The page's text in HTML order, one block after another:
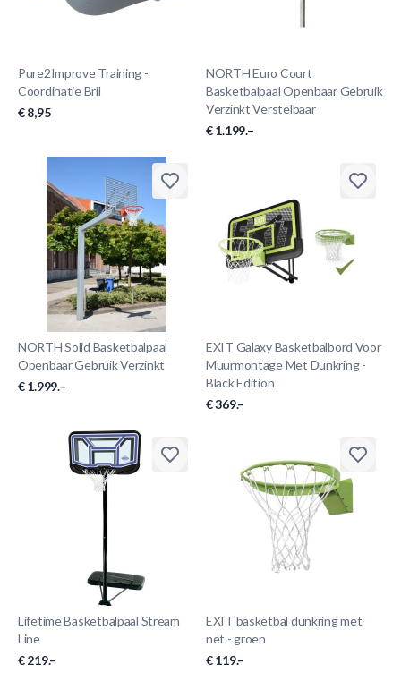
Pure2Improve Training -
Coordinatie Bril
€ 8,95
NORTH Euro Court
Basketbalpaal Openbaar Gebruik
Verzinkt Verstelbaar
€ 1.199.–
NORTH Solid Basketbalpaal
Openbaar Gebruik Verzinkt
€ 1.999.–
EXIT Galaxy Basketbalbord Voor
Muurmontage Met Dunkring -
Black Edition
€ 369.–
Lifetime Basketbalpaal Stream
Line
€ 219.–
EXIT basketbal dunkring met
net - groen
€ 119.–